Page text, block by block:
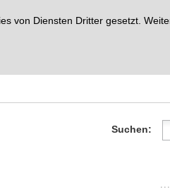
Suchen:
von Diensten Dritter gesetzt.